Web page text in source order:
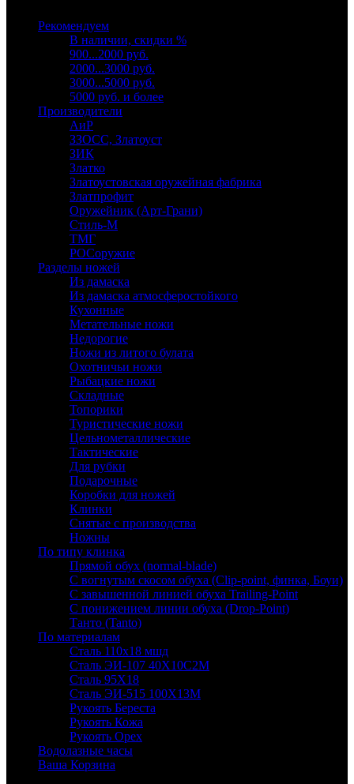
Рекомендуем
В наличии, скидки %
900...2000 руб.
2000...3000 руб.
3000...5000 руб.
5000 руб. и более
Производители
АиР
ЗЗОСС, Златоуст
ЗИК
Златко
Златоустовская оружейная фабрика
Златпрофит
Оружейник (Арт-Грани)
Стиль-М
ТМГ
РОСоружие
Разделы ножей
Из дамаска
Из дамаска атмосферостойкого
Кухонные
Метательные ножи
Недорогие
Ножи из литого булата
Охотничьи ножи
Рыбацкие ножи
Складные
Топорики
Туристические ножи
Цельнометаллические
Тактические
Для рубки
Подарочные
Коробки для ножей
Клинки
Снятые с производства
Ножны
По типу клинка
Прямой обух (normal-blade)
С вогнутым скосом обуха (Clip-point, финка, Боуи)
С завышенной линией обуха Trailing-Point
С понижением линии обуха (Drop-Point)
Танто (Tanto)
По материалам
Сталь 110х18 мшд
Сталь ЭИ-107 40Х10С2М
Сталь 95Х18
Сталь ЭИ-515 100Х13М
Рукоять Береста
Рукоять Кожа
Рукоять Орех
Водолазные часы
Ваша Корзина